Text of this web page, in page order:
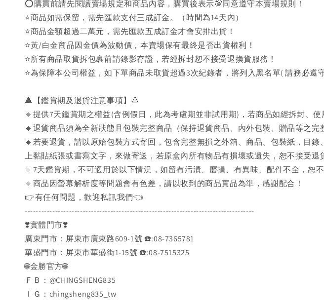
⭕購買前請先閱讀賣場規定和商品內容，購買後表示💯同意遵守本賣場規則！
⭐商品如需保留，需先匯款支付三成訂金。（時間為14天內）
⭐商品金額超過二萬元，需先匯款五成訂金才會安排出貨！
⭐黃/白金商品因金價為波動價，本賣場保有最終是否出貨權利！
⭐️所有商品取貨拆包裹前請錄影存證，若經拆封恕不接受退換貨服務！
⭐為保障本公司權益，如下單商品未取貨超過3次紀錄者，將列入黑名單( 請務必遵
🔺【鑑賞期及退貨注意事項】🔺
🔸提供7天鑑賞期之權益(含例假日，此為考慮期並非試用期)，若商品如經拆封、
🔸退貨商品須為全新狀態且包裝完整商品（保持退貨商品、內外包裝、贈品等之完
🔸若要退貨，請以原始包裝方式寄回，包含完整無損之外箱、商品、包裝紙，目
上黏貼紙張或書寫文字，來做寄送，若原盒內所有物品有損壞或遺失，恕不接受退
🔸7天鑑賞期，不可適用於以下情況，如留有污漬、磨損、有異味、配件不全，恕不
🔸商品因螢幕解析度等問題會有色差，請以收到的商品實品為準，感謝配合！
👉️有任何問題，歡迎私訊我們👈️
-----------------------------------------------------------------------------------
❣️實體門市❣️
廣東門市：屏東市廣東路609-1號 ☎️:08-7365781
華盛門市：屏東市華盛街1-15號 ☎️:08-7515325
🌐金勝官方🌐
ＦＢ：@CHINGSHENG835
ＩＧ：chingsheng835_tw